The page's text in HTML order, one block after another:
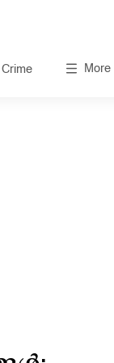
Crime More